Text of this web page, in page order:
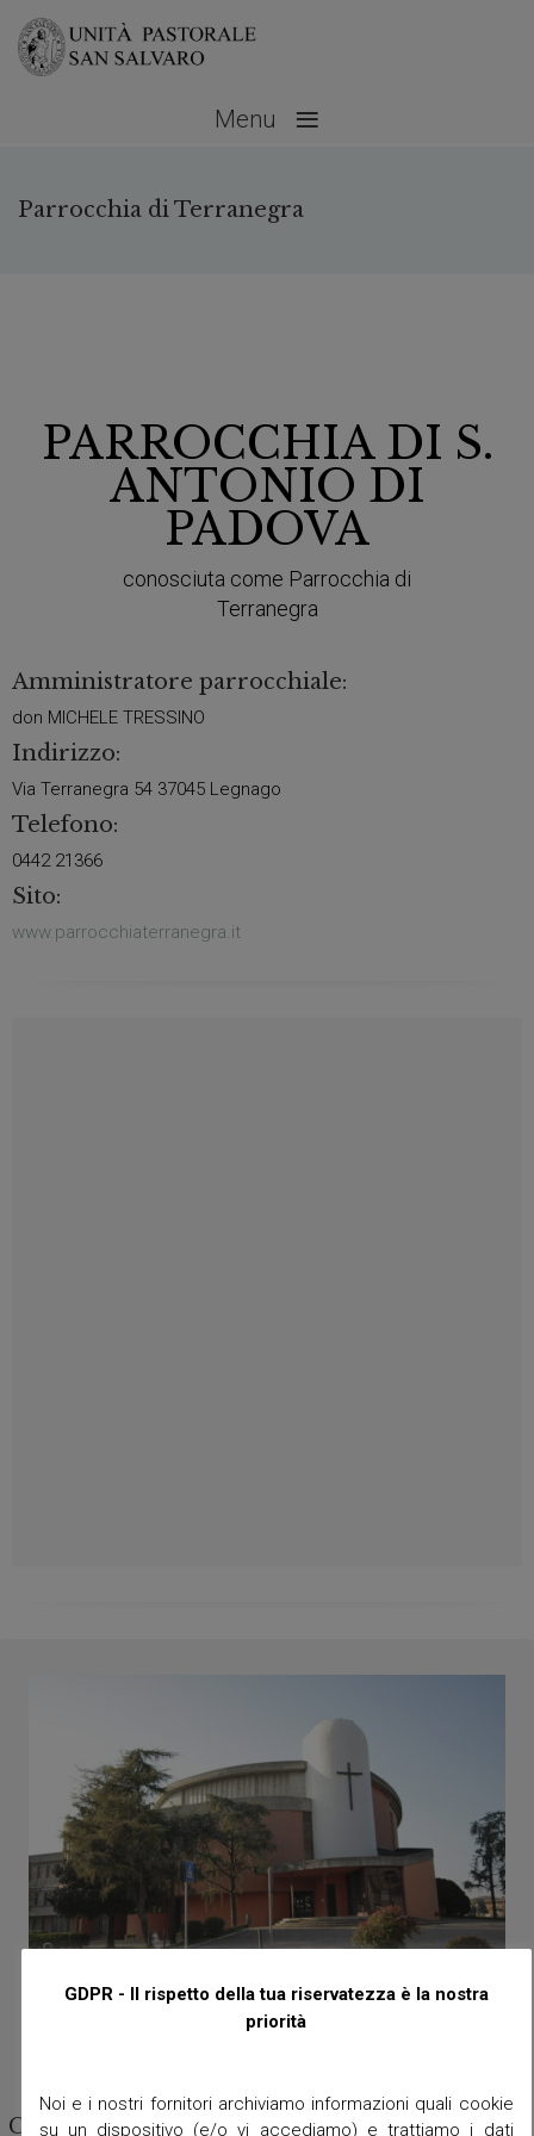
Menu ≡
Parrocchia di Terranegra
PARROCCHIA DI S.
ANTONIO DI
PADOVA
conosciuta come Parrocchia di
Terranegra
Amministratore parrocchiale:
don MICHELE TRESSINO
Indirizzo:
Via Terranegra 54 37045 Legnago
Telefono:
0442 21366
Sito:
www.parrocchiaterranegra.it
Chiesa Parrocchiale di Sant’Antonio di Padova
GDPR - Il rispetto della tua riservatezza è la nostra
priorità
Noi e i nostri fornitori archiviamo informazioni quali cookie
su un dispositivo (e/o vi accediamo) e trattiamo i dati